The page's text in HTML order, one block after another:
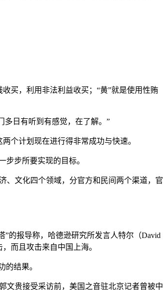
买，利用非法利益收买；“黄”就是使用性贿
多日有听到有感觉，在了解。”
个计划现在进行得非常成功与快速。
步步所要实现的目标。
、文化四个领域，分官方和民间两个渠道，官
的报导称，哈德逊研究所发言人特尔（David
而且攻击来自中国上海。
的结果。
文贵接受采访前，美国之音驻北京记者曾被中